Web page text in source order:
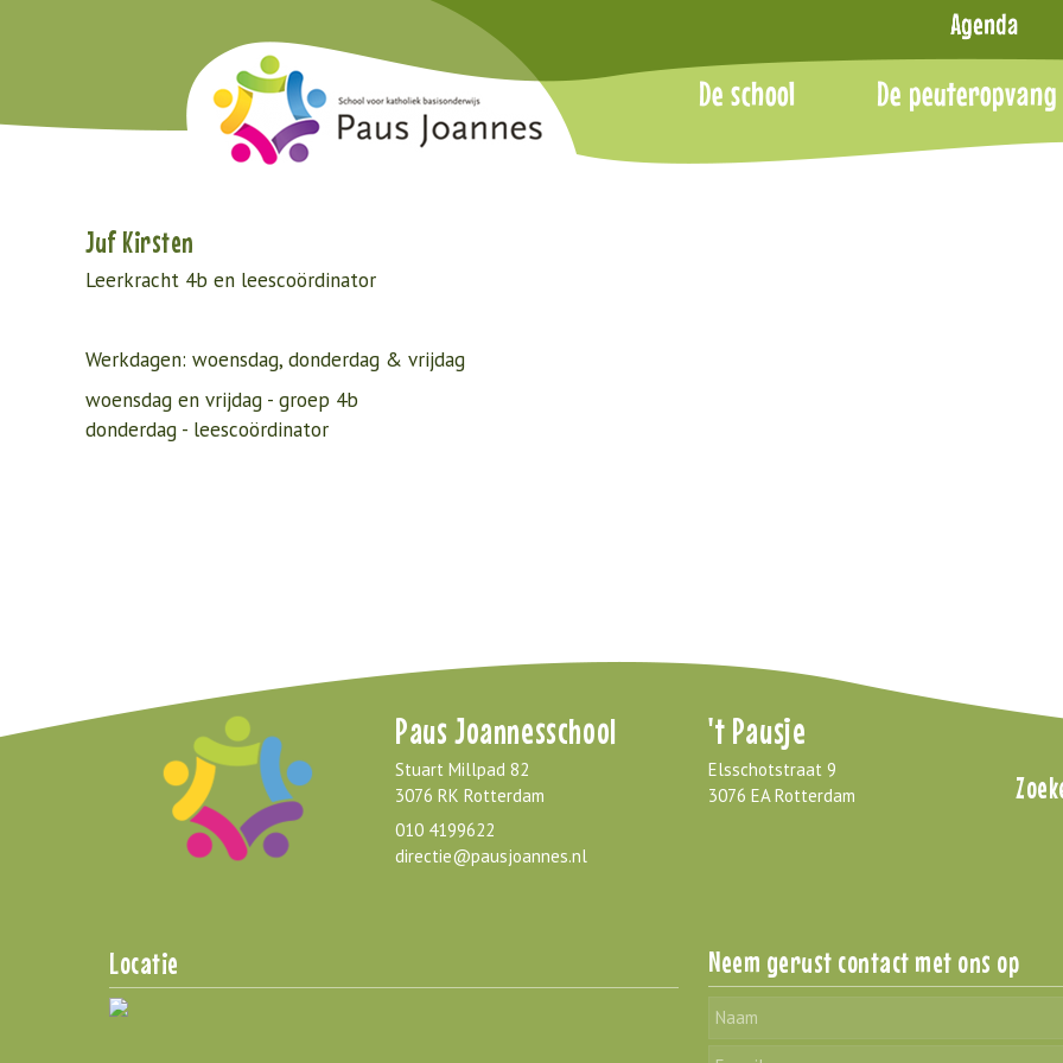
Juf Kirsten
Leerkracht 4b en leescoördinator
Werkdagen: woensdag, donderdag & vrijdag
woensdag en vrijdag - groep 4b
donderdag - leescoördinator
Paus Joannesschool
Stuart Millpad 82
3076 RK Rotterdam
010 4199622
directie@pausjoannes.nl
't Pausje
Elsschotstraat 9
3076 EA Rotterdam
Locatie Neem gerust contact met ons op